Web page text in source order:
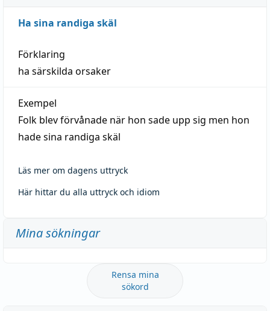
Ha sina randiga skäl
Förklaring
ha särskilda orsaker
Exempel
Folk blev förvånade när hon sade upp sig men hon
hade sina randiga skäl
Läs mer om dagens uttryck
Här hittar du alla uttryck och idiom
Mina sökningar
Rensa mina
sökord